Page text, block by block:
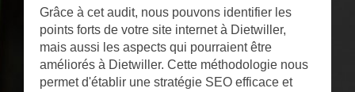
Grâce à cet audit, nous pouvons identifier les
points forts de votre site internet à Dietwiller,
mais aussi les aspects qui pourraient être
améliorés à Dietwiller. Cette méthodologie nous
permet d'établir une stratégie SEO efficace et